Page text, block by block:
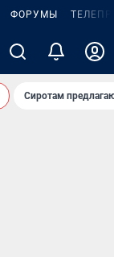
ФОРУМЫ
Сиротам